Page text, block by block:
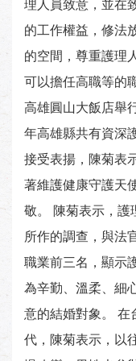
理人員致意，並在
的工作權益，修法
的空間，尊重護理
可以擔任高職等的
高雄圓山大飯店舉
年高雄縣共有資深
接受表揚，陳菊表
著維護健康守護天
敬。 陳菊表示，
所作的調查，與法
職業前三名，顯示
為辛勤、溫柔、細
意的結婚對象。
代，陳菊表示，以